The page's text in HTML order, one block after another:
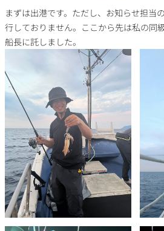
まずは出港です。ただし、お知らせ担当
行しておりません。ここから先は私の同
船長に託しました。